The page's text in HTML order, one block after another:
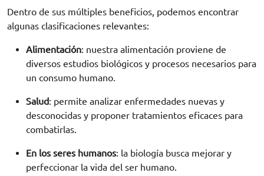
Dentro de sus múltiples beneficios, podemos encontrar
algunas clasificaciones relevantes:
Alimentación: nuestra alimentación proviene de
diversos estudios biológicos y procesos necesarios para
un consumo humano.
Salud: permite analizar enfermedades nuevas y
desconocidas y proponer tratamientos eficaces para
combatirlas.
En los seres humanos: la biología busca mejorar y
perfeccionar la vida del ser humano.